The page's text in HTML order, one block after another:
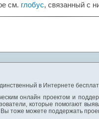
см. глобус, связанный с
в Интернете
онлайн проектом и
которые помогают
тоже можете поддержать